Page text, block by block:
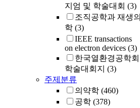
지엄 및 학술대회 (3)
조직공학과 재생의
학 (3)
IEEE transactions
on electron devices (3)
한국열환경공학회
학술대회지 (3)
주제분류
의약학 (460)
공학 (378)